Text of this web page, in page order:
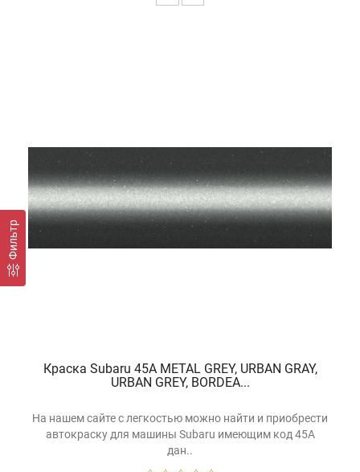
Фильтр
Краска Subaru 45A METAL GREY, URBAN GRAY,
URBAN GREY, BORDEA...
На нашем сайте с легкостью можно найти и приобрести
автокраску для машины Subaru имеющим код 45A
дан..